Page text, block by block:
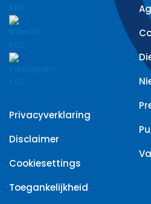
Buitenlandse
Verantwoord
Privacyverklaring
Disclaimer
Cookiesettings
Toegankelijkheid